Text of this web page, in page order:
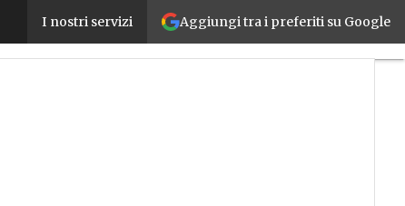
Aggiungi tra i preferiti su Google
I nostri servizi
RISE, conoscere il rischio di fornitura per